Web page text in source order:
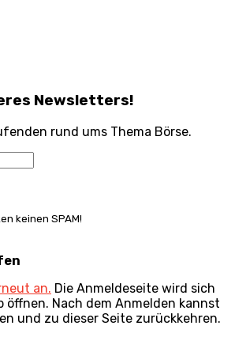
Newsletters!
rund ums Thema Börse.
keinen SPAM!
an. Die Anmeldeseite wird sich
öffnen. Nach dem Anmelden kannst
und zu dieser Seite zurückkehren.